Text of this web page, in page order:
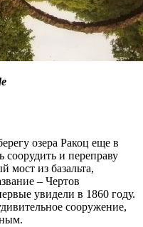
озера Ракоц еще в
соорудить и переправу
мост из базальта,
– Чертов
увидели в 1860 году.
сооружение,